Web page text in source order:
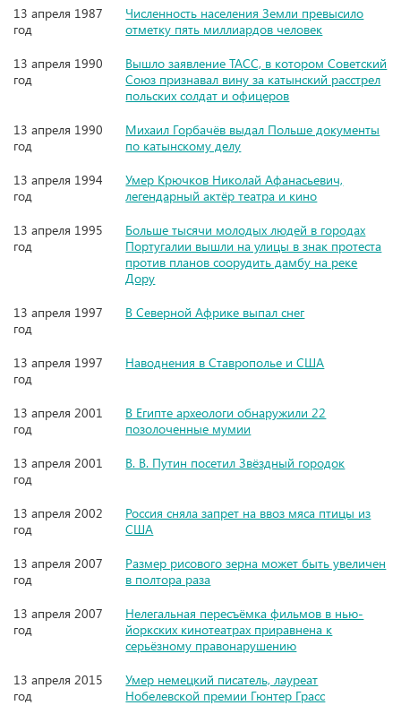
13 апреля 1987
год
Численность населения Земли превысило
отметку пять миллиардов человек
13 апреля 1990
год
Вышло заявление ТАСС, в котором Советский
Союз признавал вину за катынский расстрел
польских солдат и офицеров
13 апреля 1990
год
Михаил Горбачёв выдал Польше документы
по катынскому делу
13 апреля 1994
год
Умер Крючков Николай Афанасьевич,
легендарный актёр театра и кино
13 апреля 1995
год
Больше тысячи молодых людей в городах
Португалии вышли на улицы в знак протеста
против планов соорудить дамбу на реке
Дору
13 апреля 1997
год
В Северной Африке выпал снег
13 апреля 1997
год
Наводнения в Ставрополье и США
13 апреля 2001
год
В Египте археологи обнаружили 22
позолоченные мумии
13 апреля 2001
год
В. В. Путин посетил Звёздный городок
13 апреля 2002
год
Россия сняла запрет на ввоз мяса птицы из
США
13 апреля 2007
год
Размер рисового зерна может быть увеличен
в полтора раза
13 апреля 2007
год
Нелегальная пересъёмка фильмов в нью-
йоркских кинотеатрах приравнена к
серьёзному правонарушению
13 апреля 2015
год
Умер немецкий писатель, лауреат
Нобелевской премии Гюнтер Грасс